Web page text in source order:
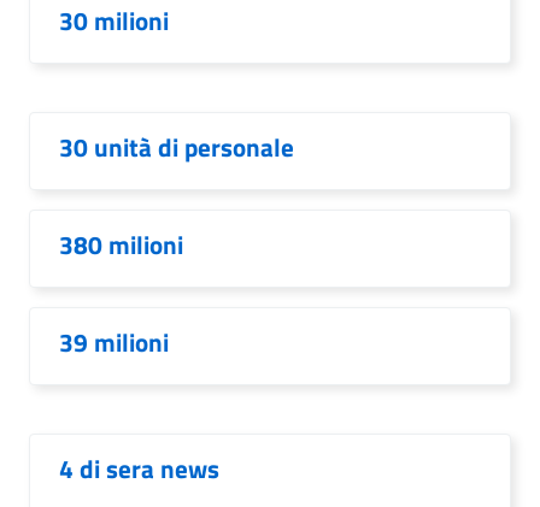
30 milioni
30 unità di personale
380 milioni
39 milioni
4 di sera news